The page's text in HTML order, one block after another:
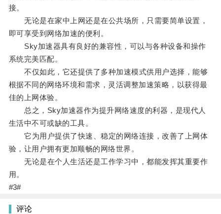
接。
无论是在家中上网还是在公共场所，只需要简单设置，
即可享受到网络加速的便利。
Sky加速器具有良好的兼容性，可以与各种设备和操作
系统完美匹配。
不仅如此，它还提供了多种加速模式供用户选择，能够
根据不同的网络环境和需求，灵活调整加速策略，以获得最
佳的上网体验。
总之，Sky加速器作为提升网络速度的利器，是现代人
生活中不可或缺的工具。
它为用户提供了快速、稳定的网络连接，改善了上网体
验，让用户拥有更加顺畅的网络世界。
无论是在个人生活还是工作学习中，都能发挥其重要作
用。
#3#
评论